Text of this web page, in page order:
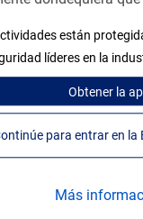
están
líderes en la
Obtenerla
Más